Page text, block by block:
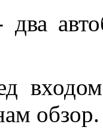
два
обзор.